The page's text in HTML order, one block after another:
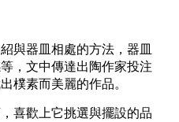
與器皿相處的方法，器皿
，文中傳達出陶作家投注
樸素而美麗的作品。
喜歡上它挑選與擺設的品